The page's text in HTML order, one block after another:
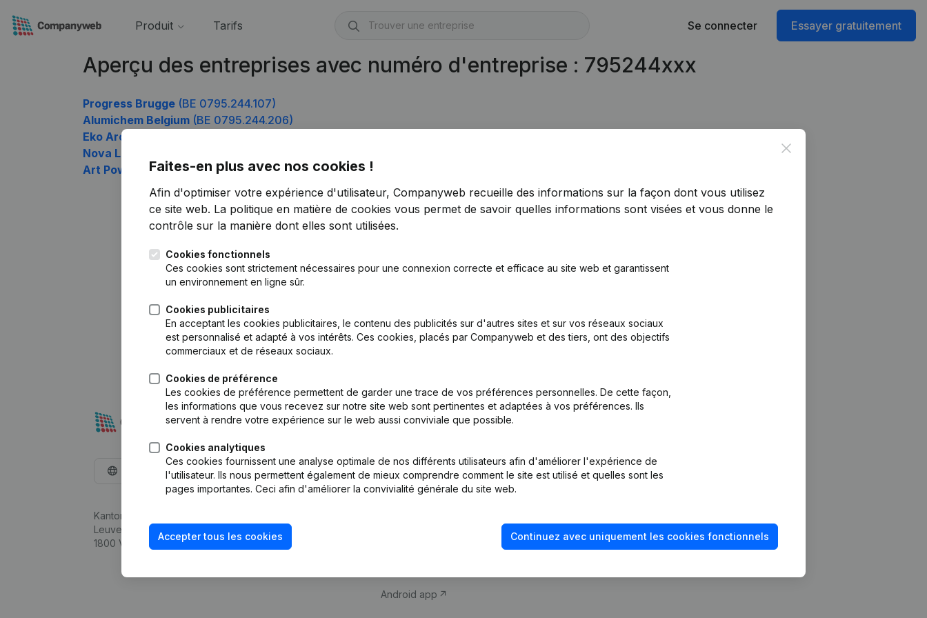
Produit Tarifs Se connecter Essayer gratuitement
Aperçu des entreprises avec numéro d'entreprise : 795244xxx
Progress Brugge (BE 0795.244.107)
Alumichem Belgium (BE 0795.244.206)
Eko Architecture
Nova Logistics
Art Power Invest(BE 0795.244.602)
Close
Faites-en plus avec nos cookies !
Afin d'optimiser votre expérience d'utilisateur, Companyweb recueille des informations sur la façon dont vous utilisez
ce site web. La politique en matière de cookies vous permet de savoir quelles informations sont visées et vous donne le
contrôle sur la manière dont elles sont utilisées.
Cookies fonctionnels
Ces cookies sont strictement nécessaires pour une connexion correcte et efficace au site web et garantissent
un environnement en ligne sûr.
Cookies publicitaires
En acceptant les cookies publicitaires, le contenu des publicités sur d'autres sites et sur vos réseaux sociaux
est personnalisé et adapté à vos intérêts. Ces cookies, placés par Companyweb et des tiers, ont des objectifs
commerciaux et de réseaux sociaux.
Cookies de préférence
Les cookies de préférence permettent de garder une trace de vos préférences personnelles. De cette façon,
les informations que vous recevez sur notre site web sont pertinentes et adaptées à vos préférences. Ils
servent à rendre votre expérience sur le web aussi conviviale que possible.
Cookies analytiques
Ces cookies fournissent une analyse optimale de nos différents utilisateurs afin d'améliorer l'expérience de
l'utilisateur. Ils nous permettent également de mieux comprendre comment le site est utilisé et quelles sont les
pages importantes. Ceci afin d'améliorer la convivialité générale du site web.
Accepter tous les cookies Continuez avec uniquement les cookies fonctionnels
Français
Kantorenpark Everest
Leuvensesteenweg 248D,
1800 Vilvoorde
Produit
d’entreprise
Monitoring
Android app
fraude
Consulter des comptes annuels
Vérification de la solvabilité